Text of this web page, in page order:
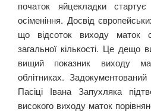
початок яйцекладки
осіменіння. Досвід
що відсоток виходу маток
загальної кількості. Це дещо
вищий показник виходу
облітниках. Задокументований
Пасіці Івана Запухляка
високого виходу маток